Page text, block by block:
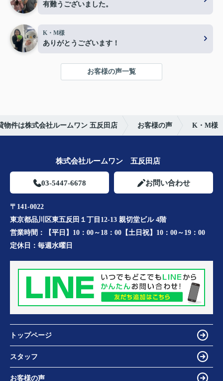
有難うございました。
K・M様
ありがとうございます！
お客様の声一覧
物件は株式会社ルームワン 五反田店 お客様の声 K・M様
株式会社ルームワン 五反田店
03-5447-6678 お問い合わせ
〒141-0022
東京都品川区東五反田１丁目12-13 親切堂ビル 4階
営業時間：
【平日】10：00～18：00【土日祝】10：00～19：00
定休日： 毎週水曜日
トップページ
スタッフ
お客様の声